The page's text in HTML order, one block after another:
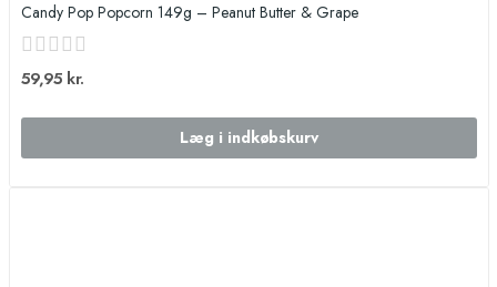
Candy Pop Popcorn 149g – Peanut Butter & Grape​
59,95 kr.
Læg i indkøbskurv